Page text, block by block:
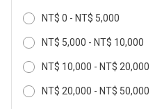
NT$ 0 - NT$ 5,000
NT$ 5,000 - NT$ 10,000
NT$ 10,000 - NT$ 20,000
NT$ 20,000 - NT$ 50,000